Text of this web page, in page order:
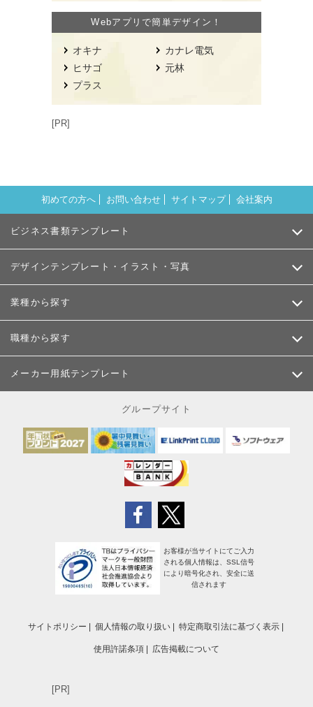
Webアプリで簡単デザイン！
オキナ
ヒサゴ
プラス
カナレ電気
元林
[PR]
初めての方へ お問い合わせ サイトマップ 会社案内
ビジネス書類テンプレート
デザインテンプレート・イラスト・写真
業種から探す
職種から探す
メーカー用紙テンプレート
グループサイト
お客様が当サイトにてご入力
される個人情報は、SSL信号
により暗号化され、安全に送
信されます
サイトポリシー 個人情報の取り扱い 特定商取引法に基づく表示
使用許諾条項 広告掲載について
[PR]